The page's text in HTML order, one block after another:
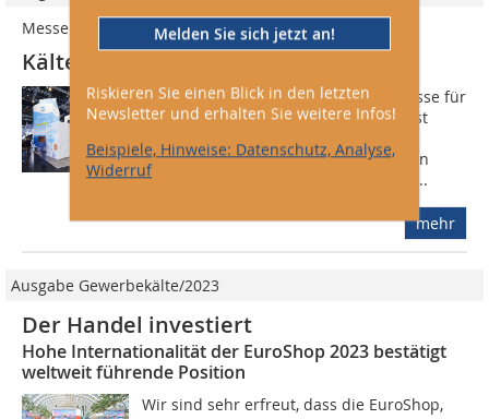
Melden Sie sich jetzt an!
Riskieren Sie einen Blick in den letzten
Newsletter und erhalten Sie weitere Infos!
Beispiele, Hinweise: Datenschutz, Analyse,
Widerruf
Messe
Kältetechnik auf der EuroShop
Die EuroShop, die weltgrößte Fachmesse für
den Investitionsbedarf des Handels, ist
nach fünf Tagen am 09. März 2017 in
Düsseldorf mit dem besten Ergebnis in
ihrer 50-jährigen Geschichte zu Ende...
mehr
Ausgabe Gewerbekälte/2023
Der Handel investiert
Hohe Internationalität der EuroShop 2023 bestätigt
weltweit führende Position
Wir sind sehr erfreut, dass die EuroShop,